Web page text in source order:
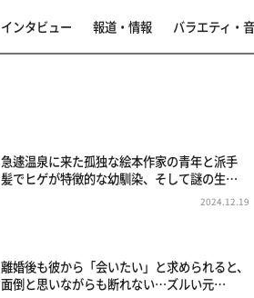
インタビュー 報道・情報 バラエティ・
急遽温泉に来た孤独な絵本作家の青年と派手
髪でヒゲが特徴的な幼馴染、そして謎の生…
2024.12.19
離婚後も彼から「会いたい」と求められると、
面倒と思いながらも断れない…ズルい元…